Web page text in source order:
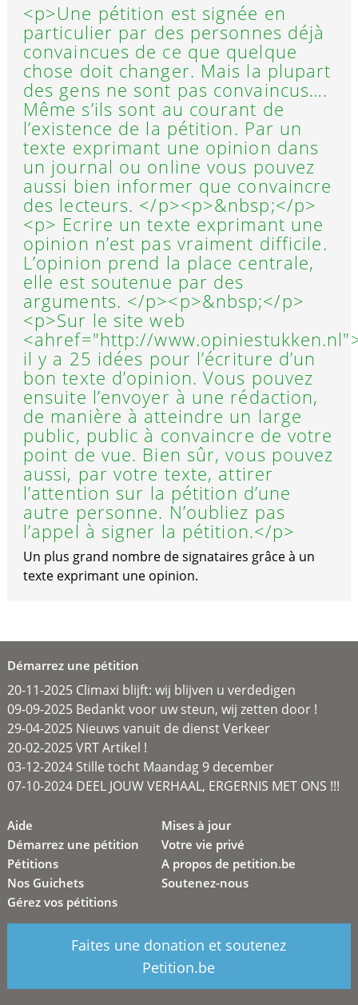
<p>Une pétition est signée en
particulier par des personnes déjà
convaincues de ce que quelque
chose doit changer. Mais la plupart
des gens ne sont pas convaincus….
Même s’ils sont au courant de
l’existence de la pétition. Par un
texte exprimant une opinion dans
un journal ou online vous pouvez
aussi bien informer que convaincre
des lecteurs. </p><p>&nbsp;</p>
<p> Ecrire un texte exprimant une
opinion n’est pas vraiment difficile.
L’opinion prend la place centrale,
elle est soutenue par des
arguments. </p><p>&nbsp;</p>
<p>Sur le site web
<ahref="http://
il y a 25 idées pour l’écriture d’un
bon texte d’opinion. Vous pouvez
ensuite l’envoyer à une rédaction,
de manière à atteindre un large
public, public à convaincre de votre
point de vue. Bien sûr, vous pouvez
aussi, par votre texte, attirer
l’attention sur la pétition d’une
autre personne. N’oubliez pas
l’appel à signer la pétition.</p>
Un plus grand nombre de signataires grâce à un
texte exprimant une opinion.
Démarrez une pétition
20-11-2025 Climaxi blijft: wij blijven u verdedigen
09-09-2025 Bedankt voor uw steun, wij zetten door !
29-04-2025 Nieuws vanuit de dienst Verkeer
20-02-2025 VRT Artikel !
03-12-2024 Stille tocht Maandag 9 december
07-10-2024 DEEL JOUW VERHAAL, ERGERNIS MET ONS !!!
Aide
Démarrez une pétition
Pétitions
Nos Guichets
Gérez vos pétitions
Mises à jour
Votre vie privé
A propos de petition.be
Soutenez-nous
Faites une donation et soutenez
Petition.be